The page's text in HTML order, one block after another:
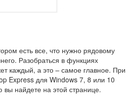
есть все, что нужно рядовому
Разобраться в функциях
каждый, а это – самое главное. При
Express для Windows 7, 8 или 10
найдете на этой странице.